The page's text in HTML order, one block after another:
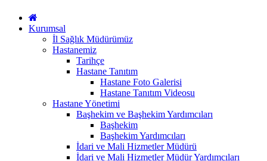
Kurumsal
İl Sağlık Müdürümüz
Hastanemiz
Tarihçe
Hastane Tanıtım
Hastane Foto Galerisi
Hastane Tanıtım Videosu
Hastane Yönetimi
Başhekim ve Başhekim Yardımcıları
Başhekim
Başhekim Yardımcıları
İdari ve Mali Hizmetler Müdürü
İdari ve Mali Hizmetler Müdür Yardımcıları